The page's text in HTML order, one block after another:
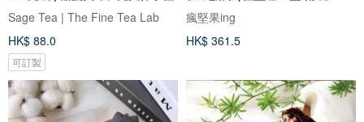
Sage Tea | The Fine Tea Lab
HK$ 88.0
可訂製
瘋堅果ing
HK$ 361.5